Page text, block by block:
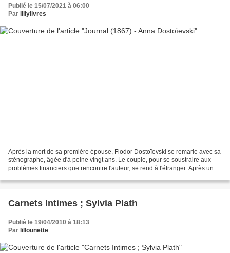
Publié le 15/07/2021 à 06:00
Par lillylivres
Après la mort de sa première épouse, Fiodor Dostoïevski se remarie avec sa
sténographe, âgée d'à peine vingt ans. Le couple, pour se soustraire aux
problèmes financiers que rencontre l'auteur, se rend à l'étranger. Après un
Carnets Intimes ; Sylvia Plath
Publié le 19/04/2010 à 18:13
Par lillounette